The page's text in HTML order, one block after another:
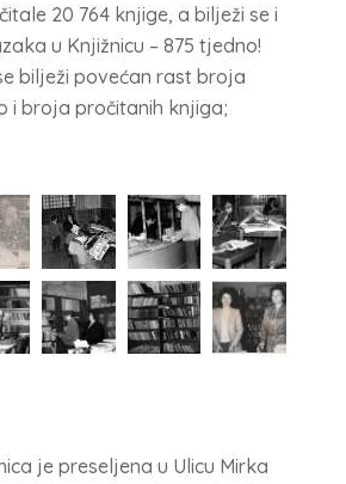
20 764 knjige, a bilježi se i
u Knjižnicu – 875 tjedno!
bilježi povećan rast broja
i broja pročitanih knjiga;
je preseljena u Ulicu Mirka